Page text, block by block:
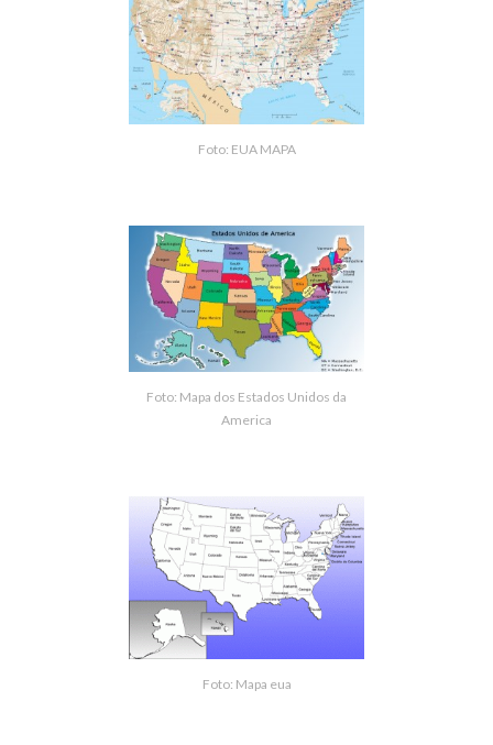
Foto: EUA MAPA
Foto: Mapa dos Estados Unidos da
America
Foto: Mapa eua